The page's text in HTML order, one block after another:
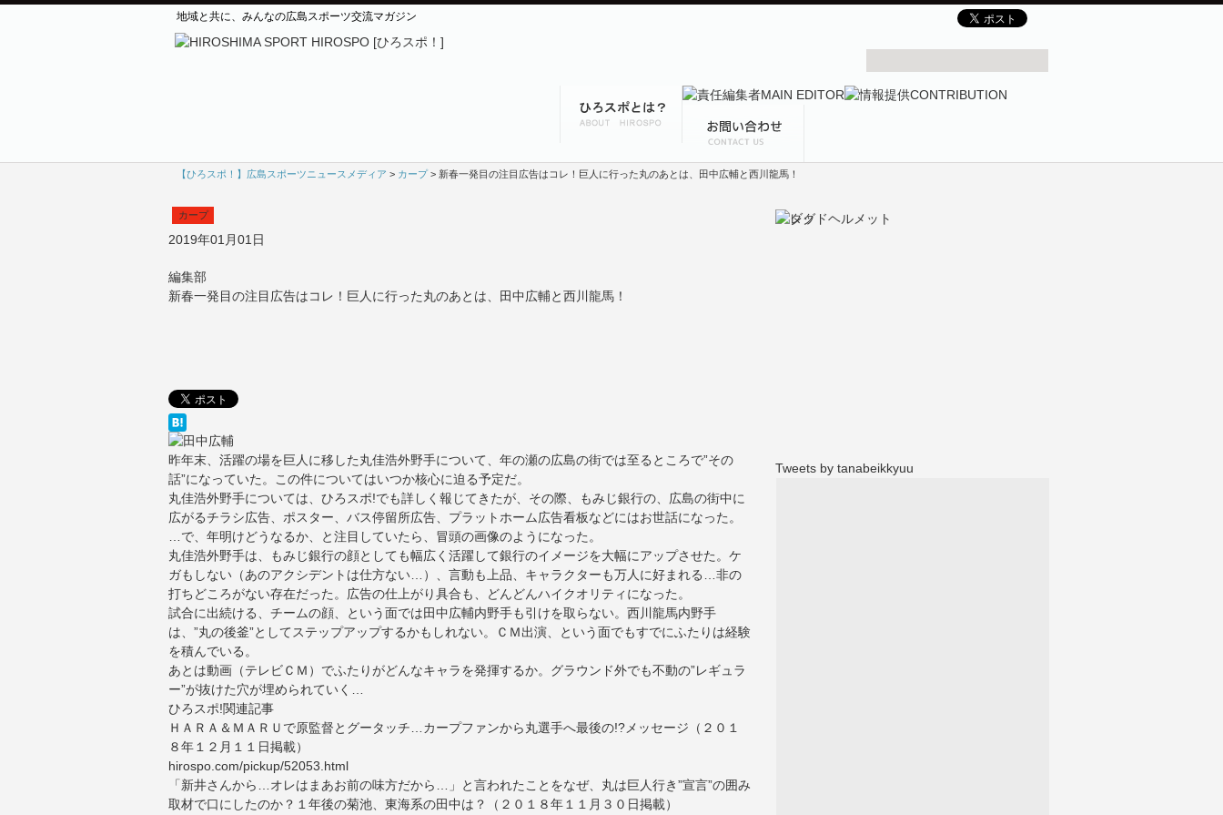
地域と共に、みんなの広島スポーツ交流マガジン
【ひろスポ！】広島スポーツニュースメディア > カープ> 新春一発目の注目広告はコレ！巨人に行った丸のあとは、田中広輔と西川龍馬！
カープ
2019年01月01日
編集部
新春一発目の注目広告はコレ！巨人に行った丸のあとは、田中広輔と西川龍馬！
昨年末、活躍の場を巨人に移した丸佳浩外野手について、年の瀬の広島の街では至るところで”その
話”になっていた。この件についてはいつか核心に迫る予定だ。
丸佳浩外野手については、ひろスポ!でも詳しく報じてきたが、その際、もみじ銀行の、広島の街中に
広がるチラシ広告、ポスター、バス停留所広告、プラットホーム広告看板などにはお世話になった。
…で、年明けどうなるか、と注目していたら、冒頭の画像のようになった。
丸佳浩外野手は、もみじ銀行の顔としても幅広く活躍して銀行のイメージを大幅にアップさせた。ケ
ガもしない（あのアクシデントは仕方ない…）、言動も上品、キャラクターも万人に好まれる…非の
打ちどころがない存在だった。広告の仕上がり具合も、どんどんハイクオリティになった。
試合に出続ける、チームの顔、という面では田中広輔内野手も引けを取らない。西川龍馬内野手
は、”丸の後釜”としてステップアップするかもしれない。ＣＭ出演、という面でもすでにふたりは経験
を積んでいる。
あとは動画（テレビＣＭ）でふたりがどんなキャラを発揮するか。グラウンド外でも不動の”レギュラ
ー”が抜けた穴が埋められていく…
ひろスポ!関連記事
ＨＡＲＡ＆ＭＡＲＵで原監督とグータッチ…カープファンから丸選手へ最後の!?メッセージ（２０１
８年１２月１１日掲載）
hirospo.com/pickup/52053.html
「新井さんから…オレはまあお前の味方だから…」と言われたことをなぜ、丸は巨人行き”宣言”の囲み
取材で口にしたのか？１年後の菊池、東海系の田中は？（２０１８年１１月３０日掲載）
Tweets by tanabeikkyuu